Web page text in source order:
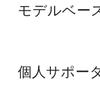
モデルベー
個人サポー